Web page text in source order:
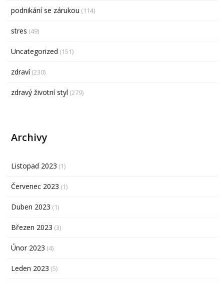
podnikání se zárukou (114)
stres (49)
Uncategorized (151)
zdraví(230)
zdravý životní styl (279)
Archivy
Listopad 2023 (1)
Červenec 2023 (1)
Duben 2023 (1)
Březen 2023 (3)
Únor 2023 (4)
Leden 2023 (5)